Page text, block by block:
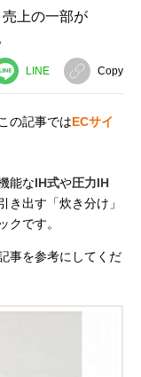
上の一部が
LINE Copy
の記事ではECサイ
能なIH式や圧力IH
き出す「炊き分け」
クです。
事を参考にしてくだ